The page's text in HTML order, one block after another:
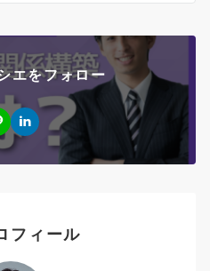
エをフォロー
フィール